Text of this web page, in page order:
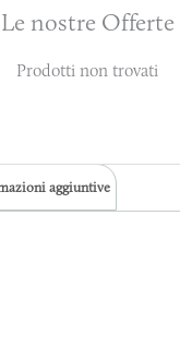
Le nostre Offerte
Prodotti non trovati
aggiuntive